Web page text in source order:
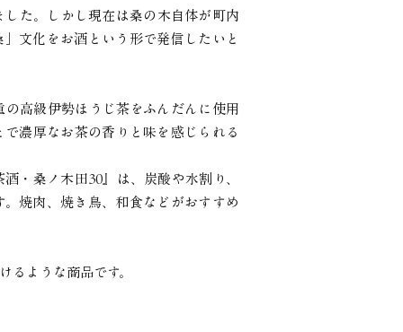
た。
しかし現在は桑の木自体が町内
文化をお酒という形で発信したいと
高級伊勢ほうじ茶を ふんだんに使用
で濃厚な お茶の香りと味を感じられる
・桑ノ木田30』は、
炭酸や水割り、
焼肉、焼き鳥、和食などがおすすめ
るような商品です。